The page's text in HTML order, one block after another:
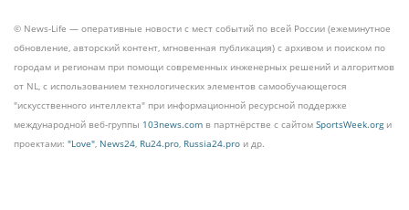
© News-Life — оперативные новости с мест событий по всей России (ежеминутное
обновление, авторский контент, мгновенная публикация) с архивом и поиском по
городам и регионам при помощи современных инженерных решений и алгоритмов
от NL, с использованием технологических элементов самообучающегося
"искусственного интеллекта" при информационной ресурсной поддержке
международной веб-группы 103news.com в партнёрстве с сайтом SportsWeek.orgи
проектами: "Love", News24, Ru24.pro, Russia24.pro и др.